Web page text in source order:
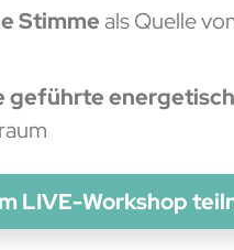
Stimmeals Quelle
geführte
LIVE-Workshop